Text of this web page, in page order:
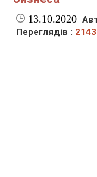
13.10.2020
Переглядів : 2143